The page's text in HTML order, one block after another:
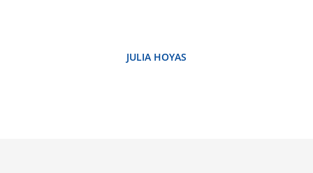
JULIA HOYAS